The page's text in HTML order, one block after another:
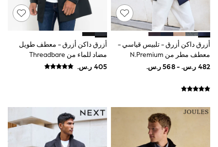
Eastpak
Bags & Backpacks
Caps
Belts
Jumpers
Polo Shirts
All Girls Sports & Swimwear
T-Shirts
Bags
Blouses
Shirts
Polo Shirts
أزرق داكن أزرق - تلبيس قياسي -
معطف مطر من N.Premium
أزرق داكن أزرق - معطف طويل
مضاد للماء من Threadbare